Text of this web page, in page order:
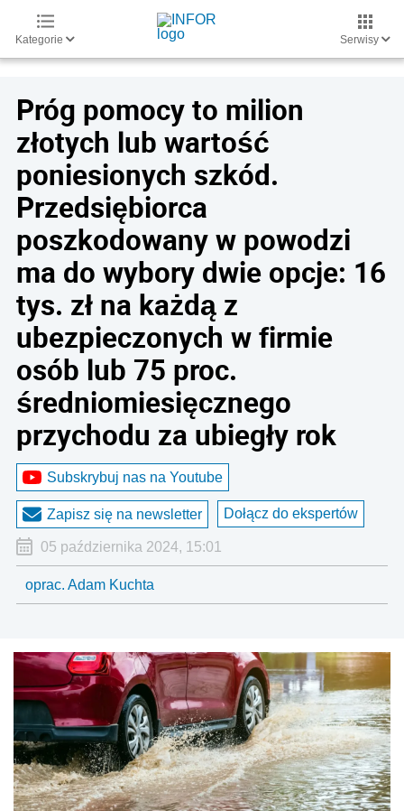
Kategorie Serwisy
Próg pomocy to milion
złotych lub wartość
poniesionych szkód.
Przedsiębiorca
poszkodowany w powodzi
ma do wybory dwie opcje: 16
tys. zł na każdą z
ubezpieczonych w firmie
osób lub 75 proc.
średniomiesięcznego
przychodu za ubiegły rok
Subskrybuj nas na Youtube
Zapisz się na newsletter Dołącz do ekspertów
05 października 2024, 15:01
oprac. Adam Kuchta